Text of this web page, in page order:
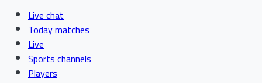
Live chat
Today matches
Live
Sports channels
Players